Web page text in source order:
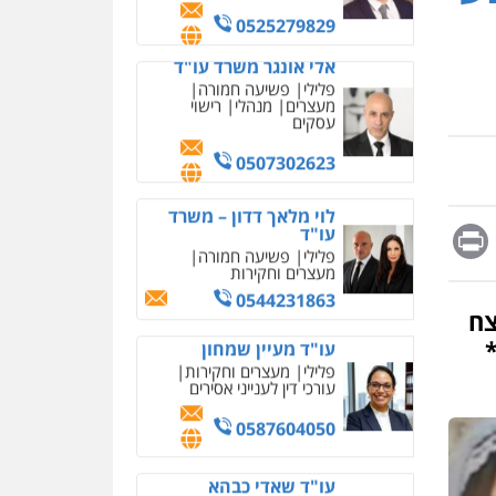
Message
Print
אלי אונגר משרד עו"ד
פלילי פשיעה חמורה
מעצרים מנהלי רישוי
עסקים
עו"ד
פלילי
מעצרים וחקירות
0544231863
פלילי מעצרים וחקירות
עורכי דין לענייני אסירים
מחיקת כתבות מגוגל
ודחיקת אזכורים שליליים
שירותים מקצועיים לעורכי
דין
0522508109
מהירות הגנה גיבוי
שירותים מקצועיים
מרכז התחלה חדשה
אסירים עבירות מין
שירותים מקצועיים לעורכי
0544500346
מאיה בלום, עו"ס,
טיפול ושיקום
טיפול בהתמכרויות
שירותים מקצועיים לעורכי
תושב סכנין חשוד ששלח הודעות